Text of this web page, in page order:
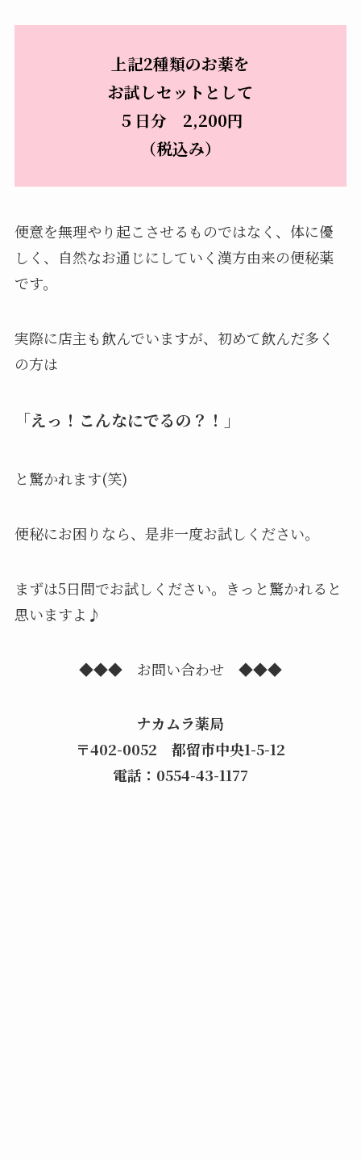
上記2種類のお薬を
お試しセットとして
５日分 2,200円
（税込み）
便意を無理やり起こさせるものではなく、体に優
しく、自然なお通じにしていく漢方由来の便秘薬
です。
実際に店主も飲んでいますが、初めて飲んだ多く
の方は
「えっ！こんなにでるの？！」
と驚かれます(笑)
便秘にお困りなら、是非一度お試しください。
まずは5日間でお試しください。きっと驚かれると
思いますよ♪
◆◆◆ お問い合わせ ◆◆◆
ナカムラ薬局
〒402-0052 都留市中央1-5-12
電話：0554-43-1177